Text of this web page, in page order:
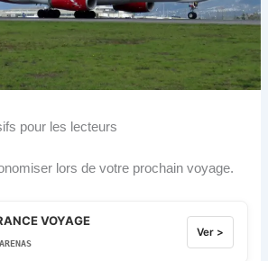
pour les lecteurs
lors de votre prochain voyage.
VOYAGE
Ver >